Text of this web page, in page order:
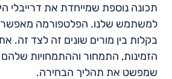
תכונה נוספת שמייחדת את דרייבלי
למשתמש שלנו. הפלטפורמה
בקלות בין מורים שונים זה לצד זה.
הזמינות, התמחור וההתמחויות
שמפשט את תהליך הבחירה.